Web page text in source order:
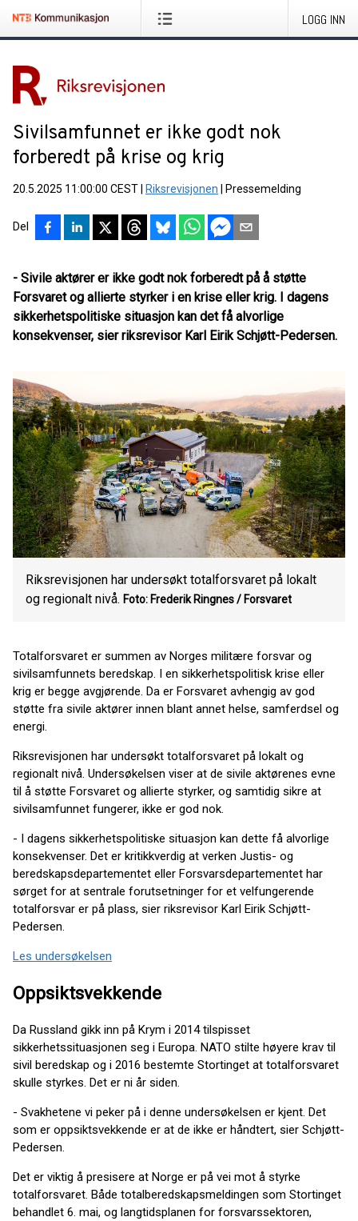
LOGG INN
Sivilsamfunnet er ikke godt nok
forberedt på krise og krig
20.5.2025 11:00:00 CEST Riksrevisjonen Pressemelding
Del
- Sivile aktører er ikke godt nok forberedt på å støtte
Forsvaret og allierte styrker i en krise eller krig. I dagens
sikkerhetspolitiske situasjon kan det få alvorlige
konsekvenser, sier riksrevisor Karl Eirik Schjøtt-Pedersen.
Riksrevisjonen har undersøkt totalforsvaret på lokalt
og regionalt nivå. Foto: Frederik Ringnes / Forsvaret
Totalforsvaret er summen av Norges militære forsvar og
sivilsamfunnets beredskap. I en sikkerhetspolitisk krise eller
krig er begge avgjørende. Da er Forsvaret avhengig av god
støtte fra sivile aktører innen blant annet helse, samferdsel og
energi.
Riksrevisjonen har undersøkt totalforsvaret på lokalt og
regionalt nivå. Undersøkelsen viser at de sivile aktørenes evne
til å støtte Forsvaret og allierte styrker, og samtidig sikre at
sivilsamfunnet fungerer, ikke er god nok.
- I dagens sikkerhetspolitiske situasjon kan dette få alvorlige
konsekvenser. Det er kritikkverdig at verken Justis- og
beredskapsdepartementet eller Forsvarsdepartementet har
sørget for at sentrale forutsetninger for et velfungerende
totalforsvar er på plass, sier riksrevisor Karl Eirik Schjøtt-
Pedersen.
Les undersøkelsen
Oppsiktsvekkende
Da Russland gikk inn på Krym i 2014 tilspisset
sikkerhetssituasjonen seg i Europa. NATO stilte høyere krav til
sivil beredskap og i 2016 bestemte Stortinget at totalforsvaret
skulle styrkes. Det er ni år siden.
- Svakhetene vi peker på i denne undersøkelsen er kjent. Det
som er oppsiktsvekkende er at de ikke er håndtert, sier Schjøtt-
Pedersen.
Det er viktig å presisere at Norge er på vei mot å styrke
totalforsvaret. Både totalberedskapsmeldingen som Stortinget
behandlet 6. mai, og langtidsplanen for forsvarssektoren,